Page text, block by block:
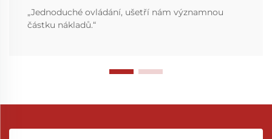
„Jednoduché ovládání, ušetří nám významnou
částku nákladů.“